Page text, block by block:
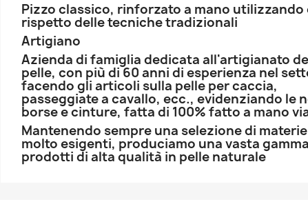
Pizzo classico, rinforzato a mano utilizzando
rispetto delle tecniche tradizionali
Artigiano
Azienda di famiglia dedicata all'artigianato
pelle, con più di 60 anni di esperienza nel
facendo gli articoli sulla pelle per caccia,
passeggiate a cavallo, ecc., evidenziando le
borse e cinture, fatta di 100% fatto a mano
Mantenendo sempre una selezione di
molto esigenti, produciamo una vasta
prodotti di alta qualità in pelle naturale